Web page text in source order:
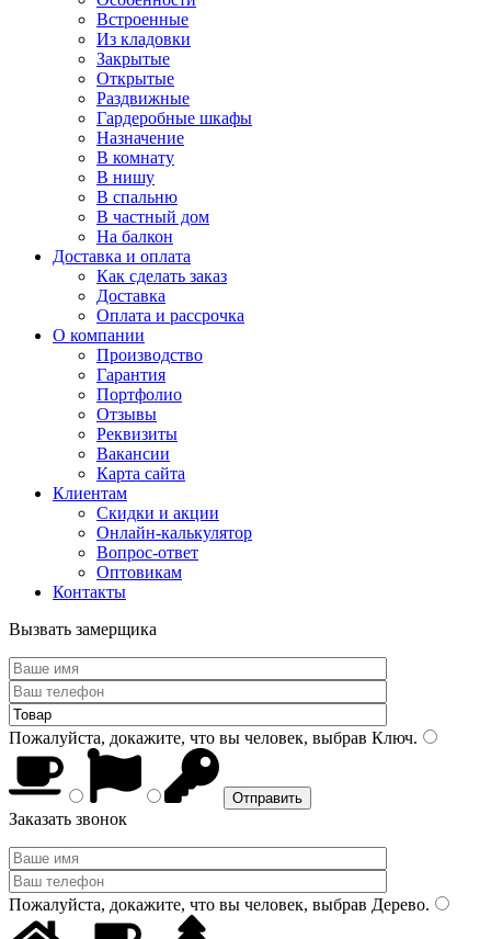
Встроенные
Из кладовки
Закрытые
Открытые
Раздвижные
Гардеробные шкафы
Назначение
В комнату
В нишу
В спальню
В частный дом
На балкон
Доставка и оплата
Как сделать заказ
Доставка
Оплата и рассрочка
О компании
Производство
Гарантия
Портфолио
Отзывы
Реквизиты
Вакансии
Карта сайта
Клиентам
Скидки и акции
Онлайн-калькулятор
Вопрос-ответ
Оптовикам
Контакты
Вызвать замерщика
Пожалуйста, докажите, что вы человек, выбрав Ключ.
Заказать звонок
Пожалуйста, докажите, что вы человек, выбрав Дерево.